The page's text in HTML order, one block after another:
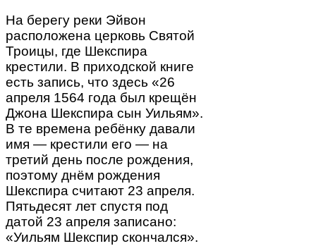
На берегу реки Эйвон
расположена церковь Святой
Троицы, где Шекспира
крестили. В приходской книге
есть запись, что здесь «26
апреля 1564 года был крещён
Джона Шекспира сын Уильям».
В те времена ребёнку давали
имя — крестили его — на
третий день после рождения,
поэтому днём рождения
Шекспира считают 23 апреля.
Пятьдесят лет спустя под
датой 23 апреля записано:
«Уильям Шекспир скончался».